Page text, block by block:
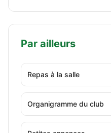
Par ailleurs
Repas à la salle
Organigramme du club